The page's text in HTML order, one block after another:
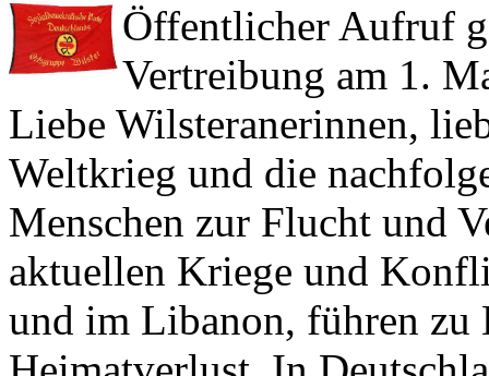
Öffentlicher Aufruf
Vertreibung am 1.
Liebe Wilsteranerinnen,
Weltkrieg und die
Menschen zur Flucht und
aktuellen Kriege und
und im Libanon, führen zu